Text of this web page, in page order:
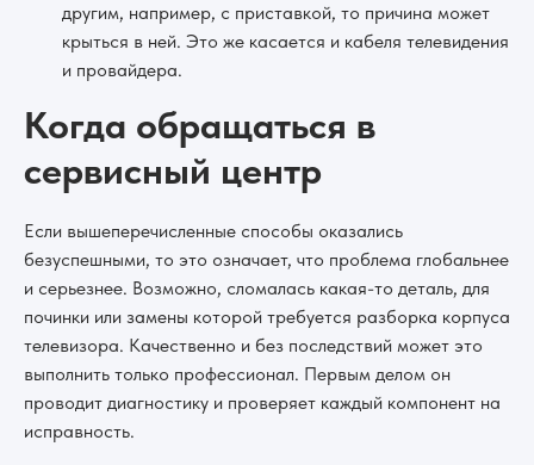
другим, например, с приставкой, то причина может
крыться в ней. Это же касается и кабеля телевидения
и провайдера.
Когда обращаться в
сервисный центр
Если вышеперечисленные способы оказались
безуспешными, то это означает, что проблема глобальнее
и серьезнее. Возможно, сломалась какая-то деталь, для
починки или замены которой требуется разборка корпуса
телевизора. Качественно и без последствий может это
выполнить только профессионал. Первым делом он
проводит диагностику и проверяет каждый компонент на
исправность.